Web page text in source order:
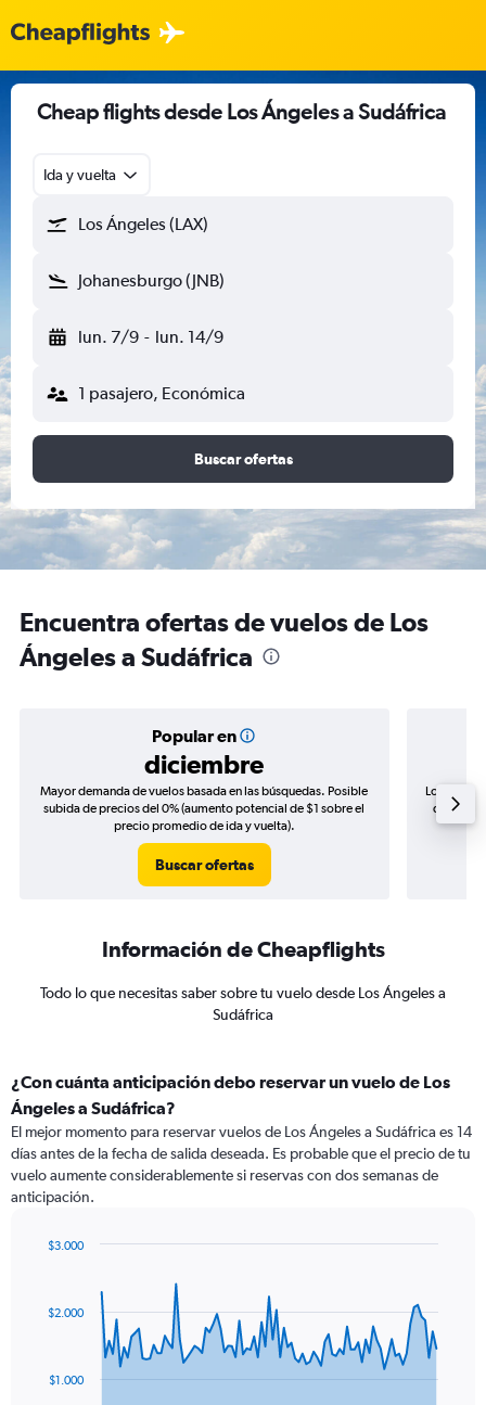
Cheap flights desde Los Ángeles a Sudáfrica
Ida y vuelta
Los Ángeles (LAX)
Johanesburgo (JNB)
lun. 7/9 - lun. 14/9
1 pasajero, Económica
Buscar ofertas
Encuentra ofertas de vuelos de Los
Ángeles a Sudáfrica
Popular en
diciembre
Mayor demanda de vuelos basada en las búsquedas. Posible
subida de precios del 0% (aumento potencial de $1 sobre el
precio promedio de ida y vuelta).
Buscar ofertas
Los
de
Información de Cheapflights
Todo lo que necesitas saber sobre tu vuelo desde Los Ángeles a
Sudáfrica
¿Con cuánta anticipación debo reservar un vuelo de Los
Ángeles a Sudáfrica?
El mejor momento para reservar vuelos de Los Ángeles a Sudáfrica es 14
días antes de la fecha de salida deseada. Es probable que el precio de tu
vuelo aumente considerablemente si reservas con dos semanas de
anticipación.
data
The
$1.000
$2.000
$3.000